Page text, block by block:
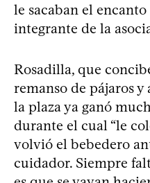
le sacaban el
integrante de la
Rosadilla, que
remanso de pájaros y
la plaza ya ganó
durante el cual “le
volvió el bebedero
cuidador. Siempre